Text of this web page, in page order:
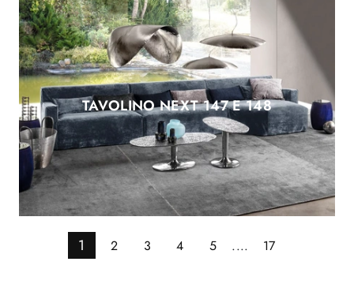
TAVOLINO NEXT 147 E 148
1 2 3 4 5 .... 17